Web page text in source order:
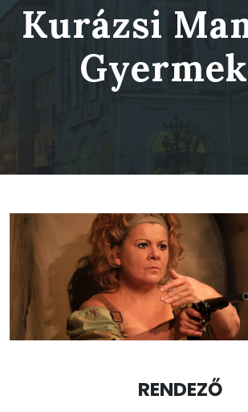
Kurázsi
RENDEZŐ